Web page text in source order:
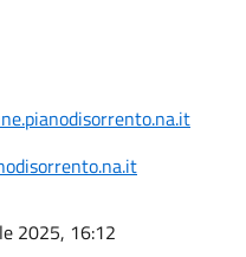
2025, 16:12